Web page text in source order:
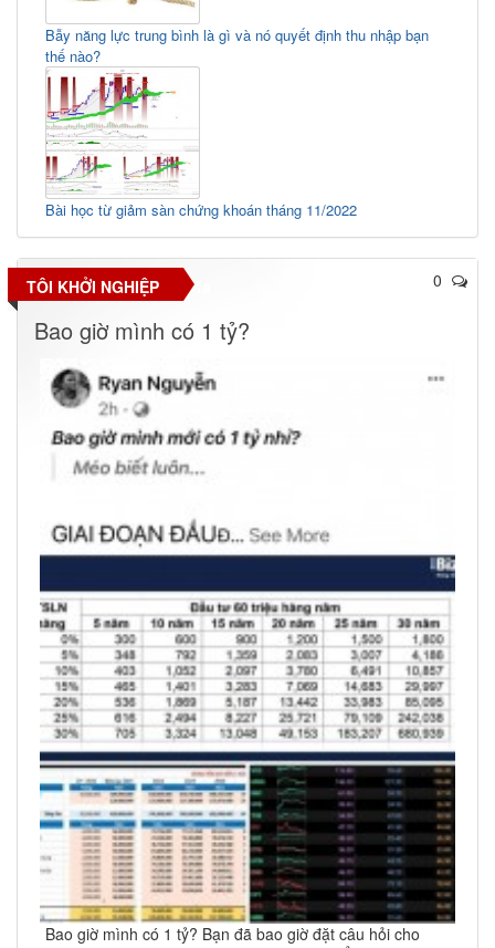
Bẫy năng lực trung bình là gì và nó quyết định thu nhập bạn
thế nào?
Bài học từ giảm sàn chứng khoán tháng 11/2022
TÔI KHỞI NGHIỆP 0
Bao giờ mình có 1 tỷ?
Bao giờ mình có 1 tỷ? Bạn đã bao giờ đặt câu hỏi cho